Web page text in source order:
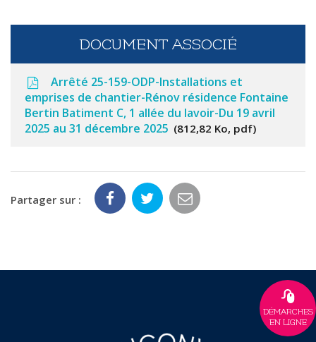
DOCUMENT ASSOCIÉ
Arrêté 25-159-ODP-Installations et
emprises de chantier-Rénov résidence Fontaine
Bertin Batiment C, 1 allée du lavoir-Du 19 avril
2025 au 31 décembre 2025
812,82 Ko, pdf
Partager sur :
DÉMARCHES
EN LIGNE